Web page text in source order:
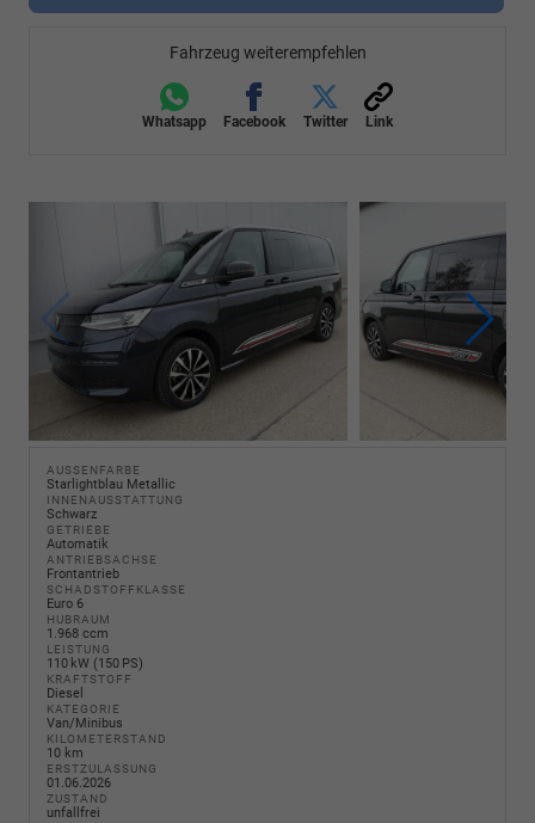
Fahrzeug weiterempfehlen
Whatsapp Facebook Twitter Link
AUSSENFARBE
Starlightblau Metallic
INNENAUSSTATTUNG
Schwarz
GETRIEBE
Automatik
ANTRIEBSACHSE
Frontantrieb
SCHADSTOFFKLASSE
Euro 6
HUBRAUM
1.968 ccm
LEISTUNG
110 kW (150 PS)
KRAFTSTOFF
Diesel
KATEGORIE
Van/Minibus
KILOMETERSTAND
10 km
ERSTZULASSUNG
01.06.2026
ZUSTAND
unfallfrei